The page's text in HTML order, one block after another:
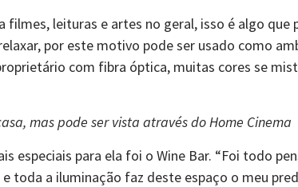
leituras e artes no geral, isso é algo
por este motivo pode ser usado como
com fibra óptica, muitas cores se
mas pode ser vista através do Home Cinema
especiais para ela foi o Wine Bar. “Foi todo
toda a iluminação faz deste espaço o meu